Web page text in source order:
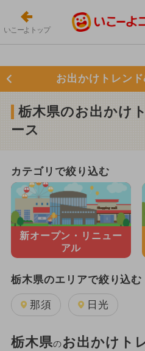
いこーよトップ
お出かけトレン
栃木県のお出かけ
ース
カテゴリで絞り込む
新オープン・ リニュー
アル
栃木県のエリアで絞り込む
那須 日光
栃木県のお出かけト